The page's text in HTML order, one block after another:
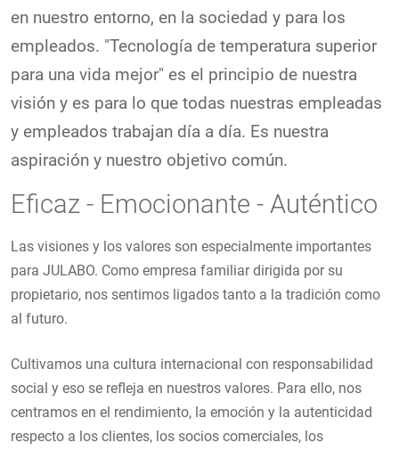
en nuestro entorno, en la sociedad y para los
empleados. "Tecnología de temperatura superior
para una vida mejor" es el principio de nuestra
visión y es para lo que todas nuestras empleadas
y empleados trabajan día a día. Es nuestra
aspiración y nuestro objetivo común.
Eficaz - Emocionante - Auténtico
Las visiones y los valores son especialmente importantes
para JULABO. Como empresa familiar dirigida por su
propietario, nos sentimos ligados tanto a la tradición como
al futuro.
Cultivamos una cultura internacional con responsabilidad
social y eso se refleja en nuestros valores. Para ello, nos
centramos en el rendimiento, la emoción y la autenticidad
respecto a los clientes, los socios comerciales, los